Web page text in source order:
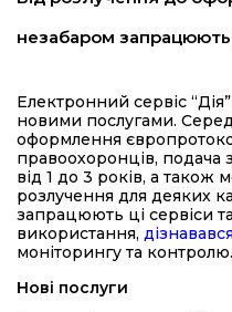
незабаром запрацюють
Електронний сервіс
новими послугами.
оформлення
правоохоронців, подача
від 1 до 3 років, а також
розлучення для деяких
запрацюють ці сервіси
використання, дізнавався
моніторингу та контролю.
Нові послуги